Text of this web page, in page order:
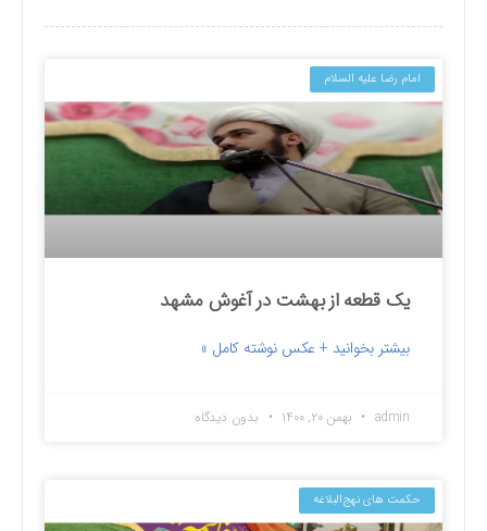
امام رضا علیه السلام
یک قطعه از بهشت در آغوش مشهد
بیشتر بخوانید + عکس نوشته کامل »
admin بهمن ۲۰, ۱۴۰۰ بدون دیدگاه
حکمت های نهج‌البلاغه